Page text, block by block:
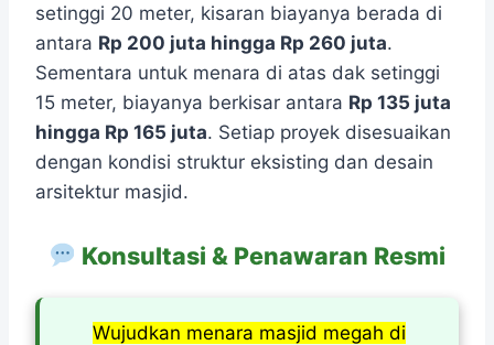
setinggi 20 meter, kisaran biayanya berada di
antara Rp 200 juta hingga Rp 260 juta.
Sementara untuk menara di atas dak setinggi
15 meter, biayanya berkisar antara Rp 135 juta
hingga Rp 165 juta. Setiap proyek disesuaikan
dengan kondisi struktur eksisting dan desain
arsitektur masjid.
Konsultasi & Penawaran Resmi
Wujudkan menara masjid megah di